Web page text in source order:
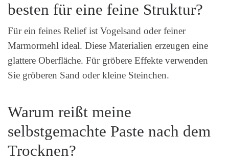
besten für eine feine Struktur?
Für ein feines Relief ist Vogelsand oder feiner
Marmormehl ideal. Diese Materialien erzeugen eine
glattere Oberfläche. Für gröbere Effekte verwenden
Sie gröberen Sand oder kleine Steinchen.
Warum reißt meine
selbstgemachte Paste nach dem
Trocknen?